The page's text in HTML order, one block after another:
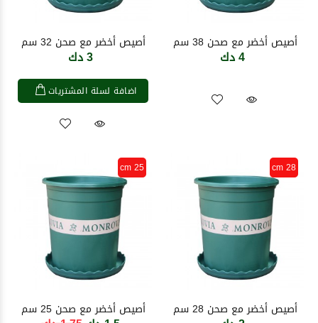
أصيص أخضر مع صحن 38 سم
4 دك
أصيص أخضر مع صحن 32 سم
3 دك
اضافة لسلة المشتريات
28 cm
أصيص أخضر مع صحن 28 سم
25 cm
أصيص أخضر مع صحن 25 سم